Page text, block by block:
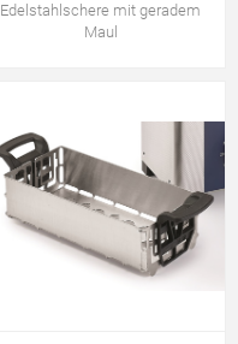
Edelstahlschere mit geradem
Maul